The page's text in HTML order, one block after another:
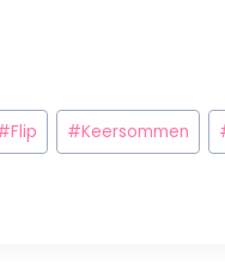
Flip #Keersommen